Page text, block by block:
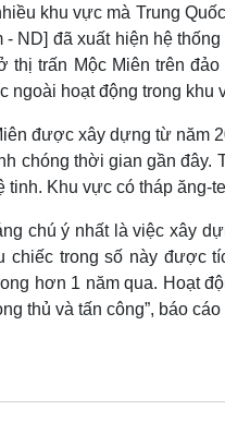
khu vực mà Trung
- ND] đã xuất hiện hệ
thị trấn Mộc Miên trên
ngoài hoạt động trong khu
được xây dựng từ năm
chóng thời gian gần đây.
tinh. Khu vực có tháp ăng-
chú ý nhất là việc xây
chiếc trong số này được
hơn 1 năm qua. Hoạt
thủ và tấn công”, báo